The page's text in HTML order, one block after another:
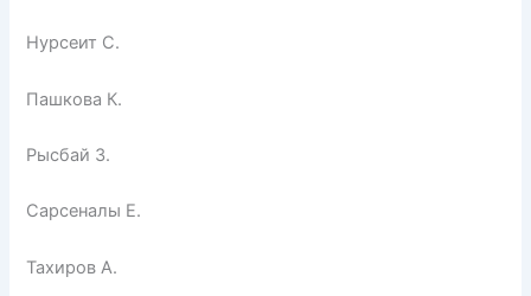
Нурсеит С.
Пашкова К.
Рысбай З.
Сарсеналы Е.
Тахиров А.